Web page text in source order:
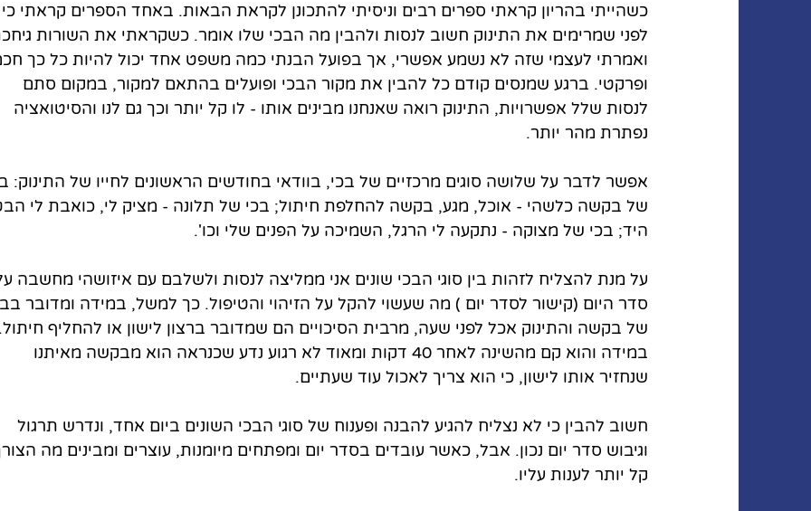
כשהייתי בהריון קראתי ספרים רבים וניסיתי להתכונן לקראת הבאות. באחד הספרים קראתי כי
לפני שמרימים את התינוק חשוב לנסות ולהבין מה הבכי שלו אומר. כשקראתי את השורות
ואמרתי לעצמי שזה לא נשמע אפשרי, אך בפועל הבנתי כמה משפט אחד יכול להיות כל כך
ופרקטי. ברגע שמנסים קודם כל להבין את מקור הבכי ופועלים בהתאם למקור, במקום סתם
לנסות שלל אפשרויות, התינוק רואה שאנחנו מבינים אותו - לו קל יותר וכך גם לנו והסיטואציה
נפתרת מהר יותר.
אפשר לדבר על שלושה סוגים מרכזיים של בכי, בוודאי בחודשים הראשונים לחייו של התינוק:
של בקשה כלשהי - אוכל, מגע, בקשה להחלפת חיתול; בכי של תלונה - מציק לי, כואבת לי
היד; בכי של מצוקה - נתקעה לי הרגל, השמיכה על הפנים שלי וכו'.
על מנת להצליח לזהות בין סוגי הבכי שונים אני ממליצה לנסות ולשלבם עם איזושהי מחשבה
סדר היום (קישור לסדר יום ) מה שעשוי להקל על הזיהוי והטיפול. כך למשל, במידה ומדובר
של בקשה והתינוק אכל לפני שעה, מרבית הסיכויים הם שמדובר ברצון לישון או להחליף חיתול.
במידה והוא קם מהשינה לאחר 40 דקות ומאוד לא רגוע נדע שכנראה הוא מבקשה מאיתנו
שנחזיר אותו לישון, כי הוא צריך לאכול עוד שעתיים.
חשוב להבין כי לא נצליח להגיע להבנה ופענוח של סוגי הבכי השונים ביום אחד, ונדרש תרגול
וגיבוש סדר יום נכון. אבל, כאשר עובדים בסדר יום ומפתחים מיומנות, עוצרים ומבינים מה
קל יותר לענות עליו.